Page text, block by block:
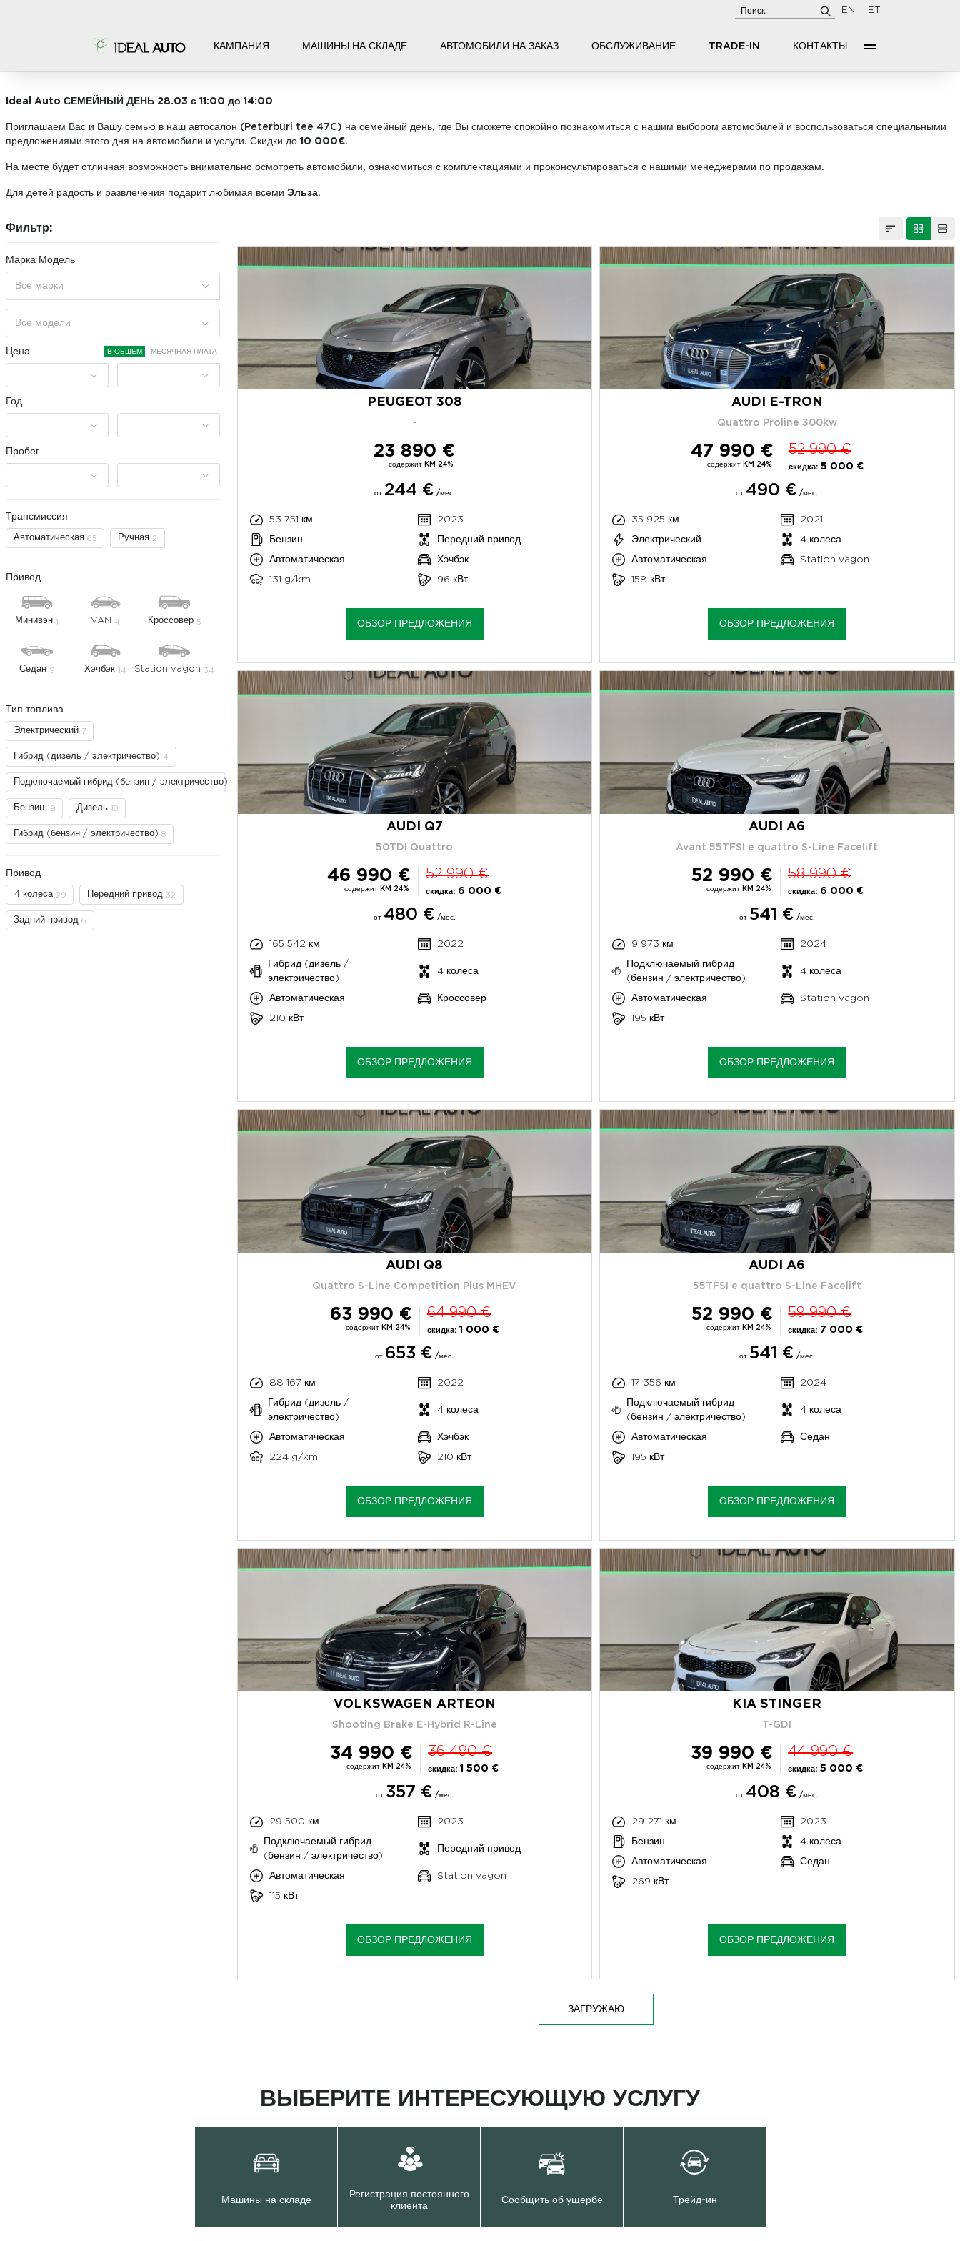
КАМПАНИЯ МАШИНЫ НА СКЛАДЕ АВТОМОБИЛИ НА ЗАКАЗ ОБСЛУЖИВАНИЕ TRADE-IN КОНТАКТЫ
EN ET
МАШИНЫ НА СКЛАДЕ
Ideal Auto СЕМЕЙНЫЙ ДЕНЬ 28.03 с 11:00 до 14:00
Приглашаем Вас и Вашу семью в наш автосалон (Peterburi tee 47C) на семейный день, где Вы сможете спокойно познакомиться с нашим выбором автомобилей и воспользоваться специальными
предложениями этого дня на автомобили и услуги. Скидки до 10 000€.
На месте будет отличная возможность внимательно осмотреть автомобили, ознакомиться с комплектациями и проконсультироваться с нашими менеджерами по продажам.
Для детей радость и развлечения подарит любимая всеми Эльза.
Фильтр:
Марка Модель
Все марки
Все модели
Цена В ОБЩЕМ МЕСЯЧНАЯ ПЛАТА
Год
Пробег
Трансмиссия
Автоматическая 65 Ручная 2
Привод
Минивэн 1 VAN 4 Кроссовер 5
Седан 9 Хэчбэк 14 Station vagon 34
Тип топлива
Электрический 7
Гибрид (дизель / электричество) 4
Подключаемый гибрид (бензин / электричество) 11
Бензин 19 Дизель 18
Гибрид (бензин / электричество) 8
Привод
4 колеса 29 Передний привод 32
Задний привод 6
PEUGEOT 308
-
23 890 €
содержит KM 24%
от 244 € /мес.
53 751 км
2023
Бензин
Передний привод
Автоматическая
Хэчбэк
131 g/km
96 кВт
ОБЗОР ПРЕДЛОЖЕНИЯ
AUDI E-TRON
Quattro Proline 300kw
47 990 €
содержит KM 24%
52 990 €
скидка: 5 000 €
от 490 € /мес.
35 925 км
2021
Электрический
4 колеса
Автоматическая
Station vagon
158 кВт
ОБЗОР ПРЕДЛОЖЕНИЯ
AUDI Q7
50TDI Quattro
46 990 €
содержит KM 24%
52 990 €
скидка: 6 000 €
от 480 € /мес.
165 542 км
2022
Гибрид (дизель /
электричество)
4 колеса
Автоматическая
Кроссовер
210 кВт
ОБЗОР ПРЕДЛОЖЕНИЯ
AUDI A6
Avant 55TFSI e quattro S-Line Facelift
52 990 €
содержит KM 24%
58 990 €
скидка: 6 000 €
от 541 € /мес.
9 973 км
2024
Подключаемый гибрид
(бензин / электричество)
4 колеса
Автоматическая
Station vagon
195 кВт
ОБЗОР ПРЕДЛОЖЕНИЯ
AUDI Q8
Quattro S-Line Competition Plus MHEV
63 990 €
содержит KM 24%
64 990 €
скидка: 1 000 €
от 653 € /мес.
88 167 км
2022
Гибрид (дизель /
электричество)
4 колеса
Автоматическая
Хэчбэк
224 g/km
210 кВт
ОБЗОР ПРЕДЛОЖЕНИЯ
AUDI A6
55TFSI e quattro S-Line Facelift
52 990 €
содержит KM 24%
59 990 €
скидка: 7 000 €
от 541 € /мес.
17 356 км
2024
Подключаемый гибрид
(бензин / электричество)
4 колеса
Автоматическая
Седан
195 кВт
ОБЗОР ПРЕДЛОЖЕНИЯ
VOLKSWAGEN ARTEON
Shooting Brake E-Hybrid R-Line
34 990 €
содержит KM 24%
36 490 €
скидка: 1 500 €
от 357 € /мес.
29 500 км
2023
Подключаемый гибрид
(бензин / электричество)
Передний привод
Автоматическая
Station vagon
115 кВт
ОБЗОР ПРЕДЛОЖЕНИЯ
KIA STINGER
T-GDI
39 990 €
содержит KM 24%
44 990 €
скидка: 5 000 €
от 408 € /мес.
29 271 км
2023
Бензин
4 колеса
Автоматическая
Седан
269 кВт
ОБЗОР ПРЕДЛОЖЕНИЯ
ЗАГРУЖАЮ
ВЫБЕРИТЕ ИНТЕРЕСУЮЩУЮ УСЛУГУ
Машины на складе
Регистрация постоянного
клиента
Сообщить об ущербе Трейд-ин